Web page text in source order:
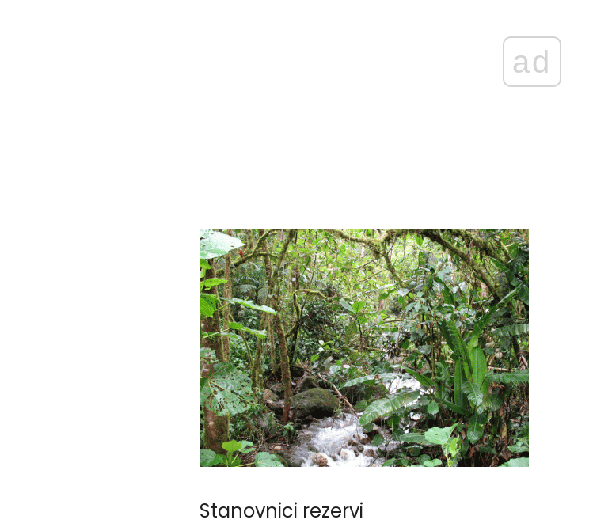
ad
Stanovnici rezervi